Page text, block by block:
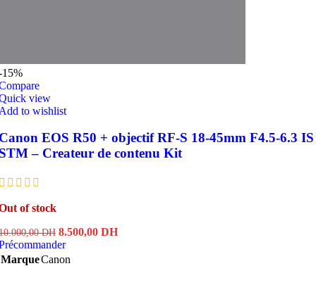
15%
view
to wishlist
EOS R50 + objectif RF-S 18-45mm F4.5-6.3 IS
– Createur de contenu Kit
of stock
DH Le
prix
initial
8.500,00 DHLe
MarqueCanon